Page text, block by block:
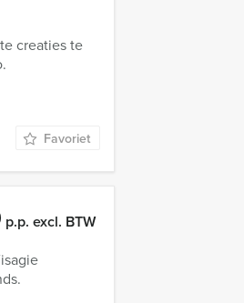
creaties te
Favoriet
p.p. excl. BTW